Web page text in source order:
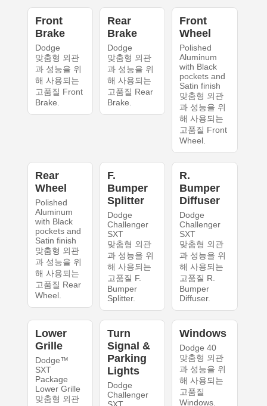
Front
Brake
Dodge
맞춤형 외관
과 성능을 위
해 사용되는
고품질 Front
Brake.
Rear
Brake
Dodge
맞춤형 외관
과 성능을 위
해 사용되는
고품질 Rear
Brake.
Front
Wheel
Polished
Aluminum
with Black
pockets and
Satin finish
맞춤형 외관
과 성능을 위
해 사용되는
고품질 Front
Wheel.
Rear
Wheel
Polished
Aluminum
with Black
pockets and
Satin finish
맞춤형 외관
과 성능을 위
해 사용되는
고품질 Rear
Wheel.
F.
Bumper
Splitter
Dodge
Challenger
SXT
맞춤형 외관
과 성능을 위
해 사용되는
고품질 F.
Bumper
Splitter.
R.
Bumper
Diffuser
Dodge
Challenger
SXT
맞춤형 외관
과 성능을 위
해 사용되는
고품질 R.
Bumper
Diffuser.
Lower
Grille
Dodge™
SXT
Package
Lower Grille
맞춤형 외관
Turn
Signal &
Parking
Lights
Dodge
Challenger
Windows
Dodge 40
맞춤형 외관
과 성능을 위
해 사용되는
고품질
Windows.